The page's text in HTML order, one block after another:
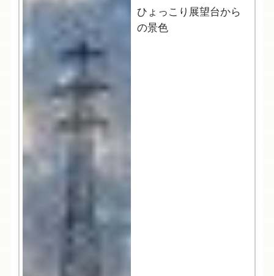
ひょっこり展望台から
の景色